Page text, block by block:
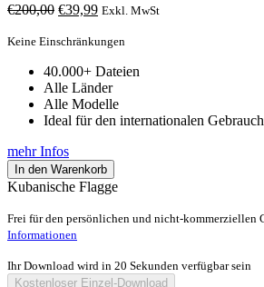
€200,00 Ursprünglicher
war:
€39,99Aktueller
ist:
Exkl. MwSt
Keine Einschränkungen
40.000+ Dateien
Alle Länder
Alle Modelle
Ideal für den internationalen Gebrauch
mehr Infos
In den Warenkorb
Kubanische Flagge
Frei für den persönlichen und nicht-kommerziellen
Informationen
Ihr Download wird in 20 Sekunden verfügbar sein
Kostenloser Einzel-Download